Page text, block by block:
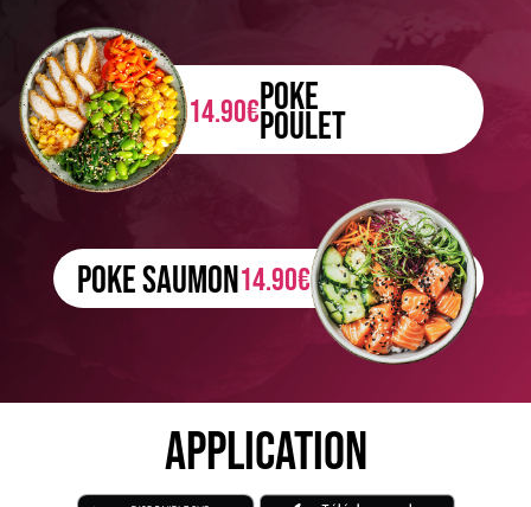
14.90€POKE
POULET
POKE SAUMON14.90€
APPLICATION